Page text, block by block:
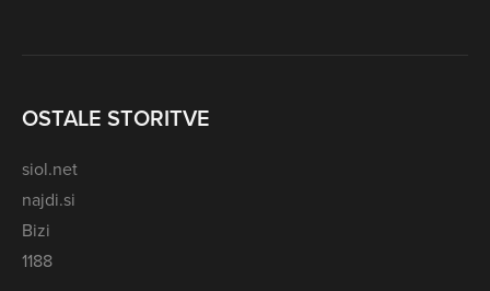
OSTALE STORITVE
siol.net
najdi.si
Bizi
1188